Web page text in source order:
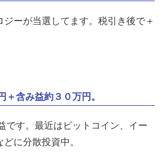
ジーが当選してます。税引き後で＋
＋含み益約３０万円。
です。最近はビットコイン、イー
に分散投資中。